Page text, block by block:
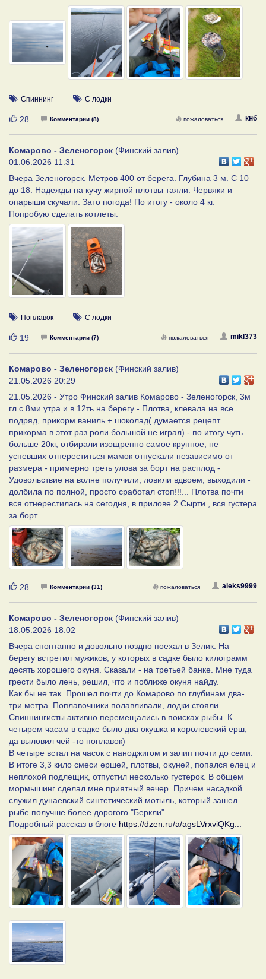
Спиннинг С лодки
Нравится
28 Комментарии (8) кнб
пожаловаться
Комарово - Зеленогорск (Финский залив)
01.06.2026 11:31
Вчера Зеленогорск. Метров 400 от берега. Глубина 3 м. С 10
до 18. Надежды на кучу жирной плотвы таяли. Червяки и
опарыши скучали. Зато погода! По итогу - около 4 кг.
Попробую сделать котлеты.
Поплавок С лодки
Нравится
19 Комментарии (7) mikl373
пожаловаться
Комарово - Зеленогорск (Финский залив)
21.05.2026 20:29
21.05.2026 - Утро Финский залив Комарово - Зеленогорск, 3м
гл с 8ми утра и в 12ть на берегу - Плотва, клевала на все
подряд, прикорм ваниль + шоколад( думается рецепт
прикорма в этот раз роли большой не играл) - по итогу чуть
больше 20кг, отбирали изощренно самое крупное, не
успевших отнереститься мамок отпускали независимо от
размера - примерно треть улова за борт на расплод -
Удовольствие на волне получили, ловили вдвоем, выходили -
долбила по полной, просто сработал стоп!!!... Плотва почти
вся отнерестилась на сегодня, в прилове 2 Сырти , вся густера
за борт...
Нравится
28 Комментарии (31) aleks9999
пожаловаться
Комарово - Зеленогорск (Финский залив)
18.05.2026 18:02
Вчера спонтанно и довольно поздно поехал в Зелик. На
берегу встретил мужиков, у которых в садке было килограмм
десять хорошего окуня. Сказали - на третьей банке. Мне туда
грести было лень, решил, что и поближе окуня найду.
Как бы не так. Прошел почти до Комарово по глубинам два-
три метра. Поплавочники полавливали, лодки стояли.
Спиннингисты активно перемещались в поисках рыбы. К
четырем часам в садке было два окушка и королевский ерш,
да выловил чей -то поплавок)
В четыре встал на часок с наноджигом и залип почти до семи.
В итоге 3,3 кило смеси ершей, плотвы, окуней, попался елец и
неплохой подлещик, отпустил несколько густерок. В общем
мормышинг сделал мне приятный вечер. Причем насадкой
служил дунаевский синтетический мотыль, который зашел
рыбе получше более дорогого "Беркли".
Подробный рассказ в блоге https://dzen.ru/a/agsLVrxviQKg...